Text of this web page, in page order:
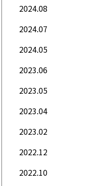
2024.08
2024.07
2024.05
2023.06
2023.05
2023.04
2023.02
2022.12
2022.10